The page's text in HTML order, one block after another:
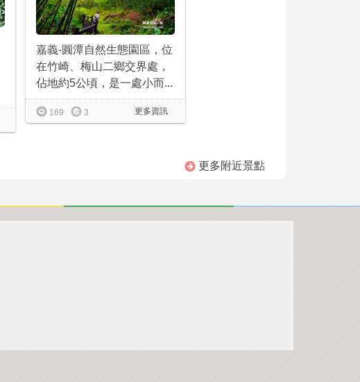
嘉義-圓潭自然生態園區，位
在竹崎、梅山二鄉交界處，
佔地約5公頃，是一處小而...
更多資訊
169 3
更多附近景點